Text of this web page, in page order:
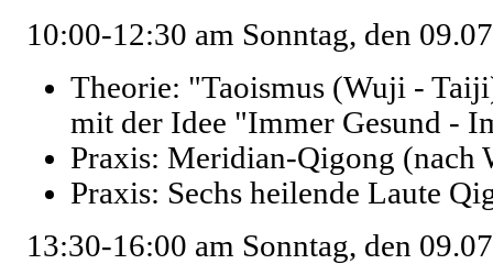
10:00-12:30 am Sonntag, den
Theorie: "Taoismus (Wuji -
mit der Idee "Immer Gesund -
Praxis: Meridian-Qigong (nach
Praxis: Sechs heilende Laute
13:30-16:00 am Sonntag, den